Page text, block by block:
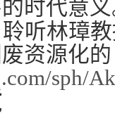
时代意
听林璋
资源化的
sph/